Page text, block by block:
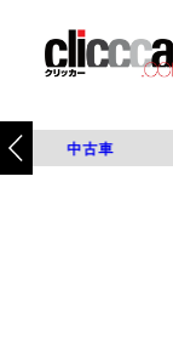
中古車